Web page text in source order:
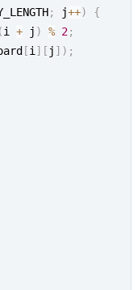
; j++)
{
(i + j ) % 2;
[i ] [ j ] ) ;